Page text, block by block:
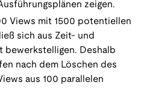
zeigen.
Views mit 1500 potentiellen
sich aus Zeit- und
bewerkstelligen. Deshalb
nach dem Löschen des
aus 100 parallelen